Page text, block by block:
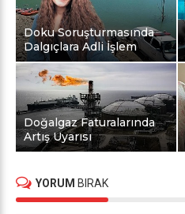
Doku Soruşturmasında
Dalgıçlara Adli İşlem
Doğalgaz Faturalarında
Artış Uyarısı
YORUM BIRAK